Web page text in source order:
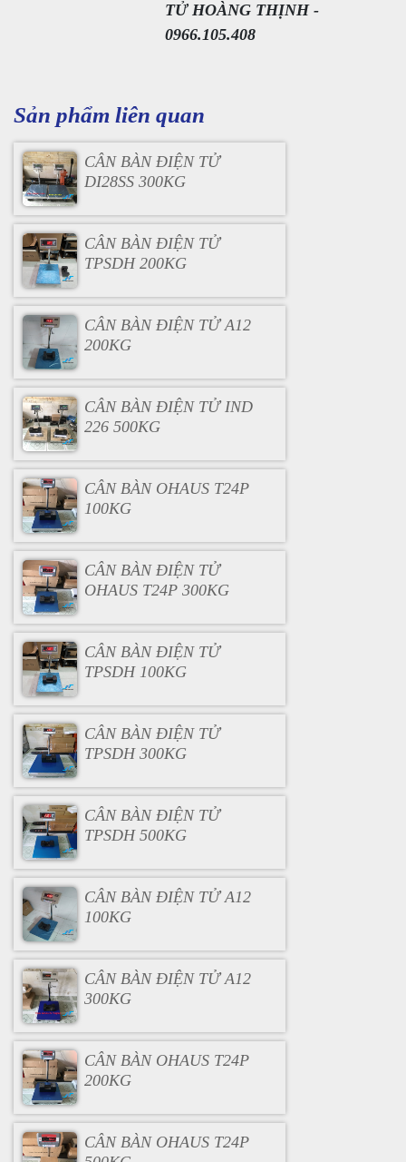
TỬ HOÀNG THỊNH -
0966.105.408
Sản phẩm liên quan
CÂN BÀN ĐIỆN TỬ
DI28SS 300KG
CÂN BÀN ĐIỆN TỬ
TPSDH 200KG
CÂN BÀN ĐIỆN TỬ A12
200KG
CÂN BÀN ĐIỆN TỬ IND
226 500KG
CÂN BÀN OHAUS T24P
100KG
CÂN BÀN ĐIỆN TỬ
OHAUS T24P 300KG
CÂN BÀN ĐIỆN TỬ
TPSDH 100KG
CÂN BÀN ĐIỆN TỬ
TPSDH 300KG
CÂN BÀN ĐIỆN TỬ
TPSDH 500KG
CÂN BÀN ĐIỆN TỬ A12
100KG
CÂN BÀN ĐIỆN TỬ A12
300KG
CÂN BÀN OHAUS T24P
200KG
CÂN BÀN OHAUS T24P